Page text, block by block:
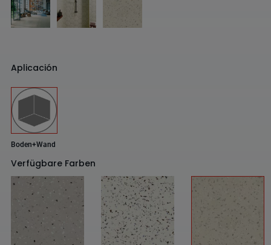
Aplicación
Boden+Wand
Verfügbare Farben